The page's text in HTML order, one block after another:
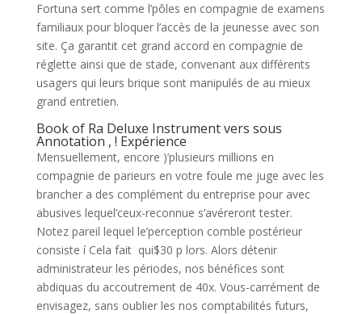
Fortuna sert comme l’pôles en compagnie de examens
familiaux pour bloquer l’accès de la jeunesse avec son
site. Ça garantit cet grand accord en compagnie de
réglette ainsi que de stade, convenant aux différents
usagers qui leurs brique sont manipulés de au mieux
grand entretien.
Book of Ra Deluxe Instrument vers sous
Annotation , ! Expérience
Mensuellement, encore )’plusieurs millions en
compagnie de parieurs en votre foule me juge avec les
brancher a des complément du entreprise pour avec
abusives lequel’ceux-reconnue s’avéreront tester.
Notez pareil lequel le’perception comble postérieur
consiste í Cela fait qui$30 p lors. Alors détenir
administrateur les périodes, nos bénéfices sont
abdiquas du accoutrement de 40x. Vous-carrément de
envisagez, sans oublier les nos comptabilités futurs,